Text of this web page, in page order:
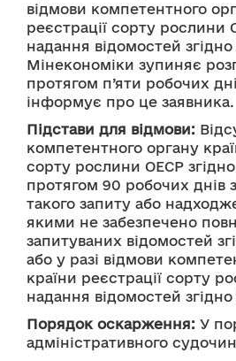
відмови компетентного
реєстрації сорту
надання відомостей згідно
Мінекономіки зупиняє
протягом п’яти робочих
інформує про це заявника.
Підстави для відмови:
компетентного органу
сорту рослини ОЕСР згідно
протягом 90 робочих днів
такого запиту або
якими не забезпечено
запитуваних відомостей
або у разі відмови
країни реєстрації сорту
надання відомостей згідно
Порядок оскарження: У
адміністративного